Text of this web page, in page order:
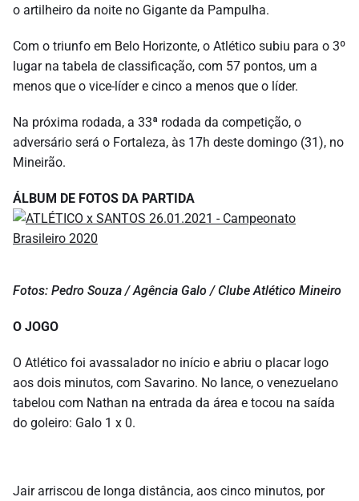
o artilheiro da noite no Gigante da Pampulha.
Com o triunfo em Belo Horizonte, o Atlético subiu para o 3º
lugar na tabela de classificação, com 57 pontos, um a
menos que o vice-líder e cinco a menos que o líder.
Na próxima rodada, a 33ª rodada da competição, o
adversário será o Fortaleza, às 17h deste domingo (31), no
Mineirão.
ÁLBUM DE FOTOS DA PARTIDA
Fotos: Pedro Souza / Agência Galo / Clube Atlético Mineiro
O JOGO
O Atlético foi avassalador no início e abriu o placar logo
aos dois minutos, com Savarino. No lance, o venezuelano
tabelou com Nathan na entrada da área e tocou na saída
do goleiro: Galo 1 x 0.
Jair arriscou de longa distância, aos cinco minutos, por